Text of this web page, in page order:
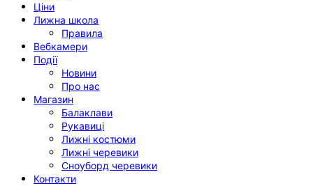
Ціни
Лижна школа
Правила
Вебкамери
Події
Новини
Про нас
Магазин
Балаклави
Рукавиці
Лижні костюми
Лижні черевики
Сноуборд черевики
Контакти